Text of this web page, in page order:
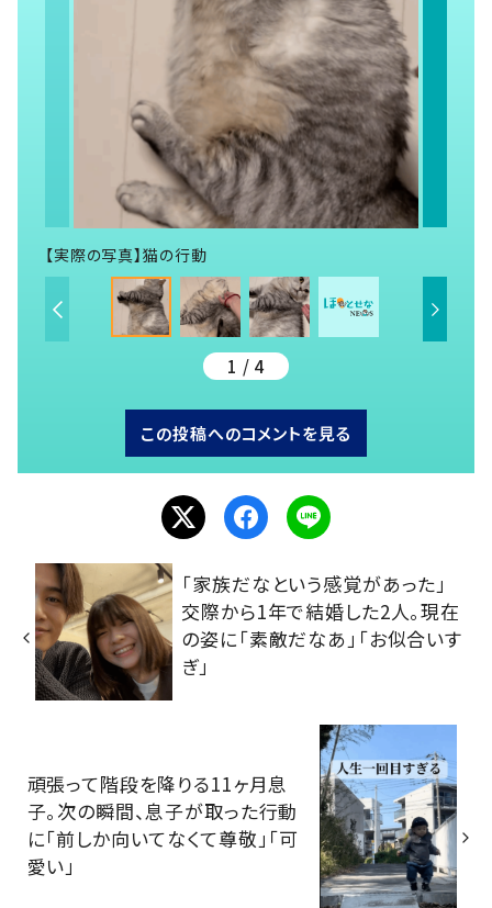
【実際の写真】猫の行動
1 / 4
この投稿へのコメントを見る
「家族だなという感覚があった」
交際から1年で結婚した2人。現在
の姿に「素敵だなあ」「お似合いす
ぎ」
頑張って階段を降りる11ヶ月息
子。次の瞬間、息子が取った行動
に「前しか向いてなくて尊敬」「可
愛い」